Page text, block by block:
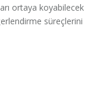
ortaya koyabilecek
süreçlerini